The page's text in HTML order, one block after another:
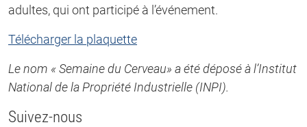
adultes, qui ont participé à l’événement.
Télécharger la plaquette
Le nom « Semaine du Cerveau» a été déposé à l’Institut
National de la Propriété Industrielle (INPI).
Suivez-nous